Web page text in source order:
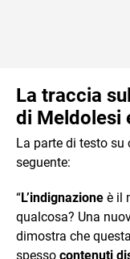
La traccia
di Meldolesi
La parte di testo su
seguente:
“L’indignazione è il
qualcosa? Una
dimostra che
spesso contenuti